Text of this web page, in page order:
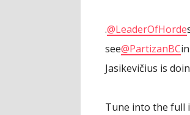
.@LeaderOfHorde
see@PartizanBC
Jasikevičius is
Tune into the full